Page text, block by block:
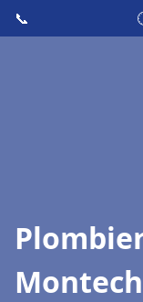
📞
Montech